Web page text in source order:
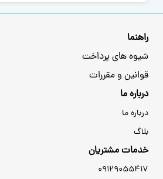
راهنما
شیوه های پرداخت
قوانین و مقررات
درباره ما
درباره ما
بلاگ
خدمات مشتریان
09129055417